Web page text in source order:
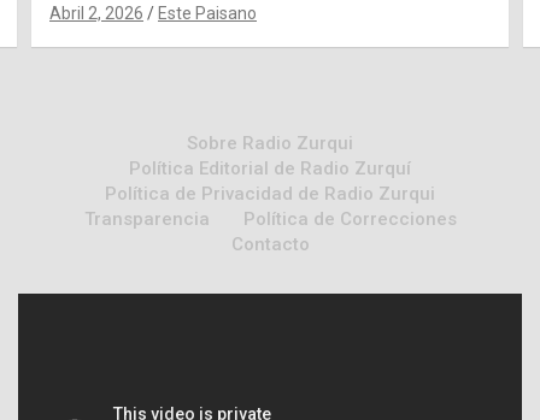
Abril 2, 2026 Este Paisano
Sobre Radio Zurqui
Política Editorial de Radio Zurquí
Política de Privacidad de Radio Zurqui
Transparencia
Política de Correcciones
Contacto